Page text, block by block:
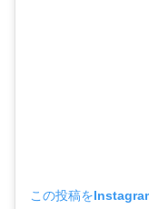
この投稿を